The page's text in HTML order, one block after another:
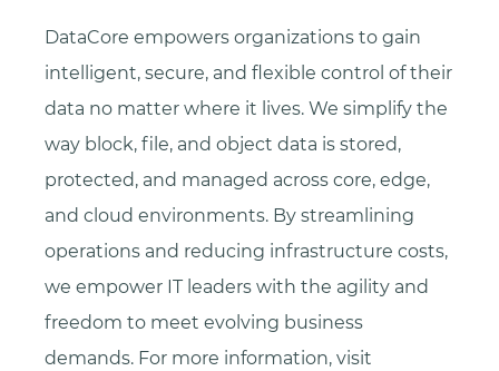
DataCore empowers organizations to gain
intelligent, secure, and flexible control of their
data no matter where it lives. We simplify the
way block, file, and object data is stored,
protected, and managed across core, edge,
and cloud environments. By streamlining
operations and reducing infrastructure costs,
we empower IT leaders with the agility and
freedom to meet evolving business
demands. For more information, visit